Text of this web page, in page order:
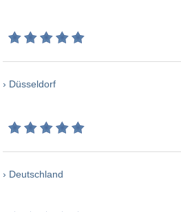
› Düsseldorf
› Deutschland